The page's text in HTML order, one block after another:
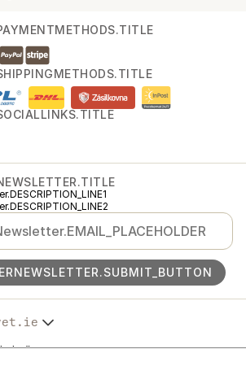
s.r.o.